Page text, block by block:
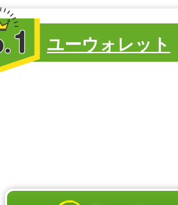
ユーウォレット